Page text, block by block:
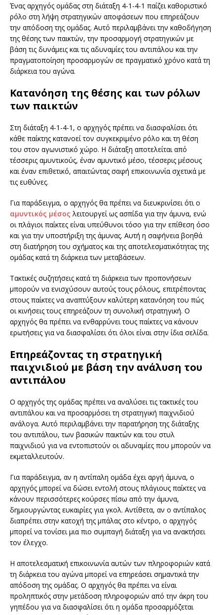
Ένας αρχηγός ομάδας στη διάταξη 4-1-4-1 παίζει καθοριστικό
ρόλο στη λήψη στρατηγικών αποφάσεων που επηρεάζουν
την απόδοση της ομάδας. Αυτό περιλαμβάνει την καθοδήγηση
της θέσης των παικτών, την προσαρμογή στρατηγικών με
βάση τις δυνάμεις και τις αδυναμίες του αντιπάλου και την
πραγματοποίηση προσαρμογών σε πραγματικό χρόνο κατά τη
διάρκεια του αγώνα.
Κατανόηση της θέσης και των ρόλων
των παικτών
Στη διάταξη 4-1-4-1, ο αρχηγός πρέπει να διασφαλίσει ότι
κάθε παίκτης κατανοεί τον συγκεκριμένο ρόλο και τη θέση
του στον αγωνιστικό χώρο. Η διάταξη αποτελείται από
τέσσερις αμυντικούς, έναν αμυντικό μέσο, τέσσερις μέσους
και έναν επιθετικό, απαιτώντας σαφή επικοινωνία σχετικά με
τις ευθύνες.
Για παράδειγμα, ο αρχηγός θα πρέπει να διευκρινίσει ότι ο
αμυντικός μέσος λειτουργεί ως ασπίδα για την άμυνα, ενώ
οι πλάγιοι παίκτες είναι υπεύθυνοι τόσο για την επίθεση όσο
και για την υποστήριξη της άμυνας. Αυτή η σαφήνεια βοηθά
στη διατήρηση του σχήματος και της αποτελεσματικότητας της
ομάδας κατά τη διάρκεια των μεταβάσεων.
Τακτικές συζητήσεις κατά τη διάρκεια των προπονήσεων
μπορούν να ενισχύσουν αυτούς τους ρόλους, επιτρέποντας
στους παίκτες να αναπτύξουν καλύτερη κατανόηση του πώς
οι κινήσεις τους επηρεάζουν τη συνολική στρατηγική. Ο
αρχηγός θα πρέπει να ενθαρρύνει τους παίκτες να κάνουν
ερωτήσεις για να διασφαλίσει ότι όλοι είναι στην ίδια σελίδα.
Επηρεάζοντας τη στρατηγική
παιχνιδιού με βάση την ανάλυση του
αντιπάλου
Ο αρχηγός της ομάδας πρέπει να αναλύσει τις τακτικές του
αντιπάλου και να προσαρμόσει τη στρατηγική παιχνιδιού
ανάλογα. Αυτό περιλαμβάνει την παρατήρηση της διάταξης
του αντιπάλου, των βασικών παικτών και του στυλ
παιχνιδιού για να εντοπιστούν οι αδυναμίες που μπορούν να
εκμεταλλευτούν.
Για παράδειγμα, αν η αντίπαλη ομάδα έχει αργή άμυνα, ο
αρχηγός μπορεί να δώσει εντολή στους πλάγιους παίκτες να
κάνουν περισσότερες κούρσες πίσω από την άμυνα,
δημιουργώντας ευκαιρίες για γκολ. Αντίθετα, αν ο αντίπαλος
διαπρέπει στην κατοχή της μπάλας στο κέντρο, ο αρχηγός
μπορεί να τονίσει μια πιο συμπαγή διάταξη για να ανακτήσει
τον έλεγχο.
Η αποτελεσματική επικοινωνία αυτών των πληροφοριών κατά
τη διάρκεια του αγώνα μπορεί να επηρεάσει σημαντικά την
απόδοση της ομάδας. Ο αρχηγός θα πρέπει να είναι
προληπτικός στην μετάδοση πληροφοριών από την άκρη του
γηπέδου για να διασφαλίσει ότι η ομάδα προσαρμόζεται